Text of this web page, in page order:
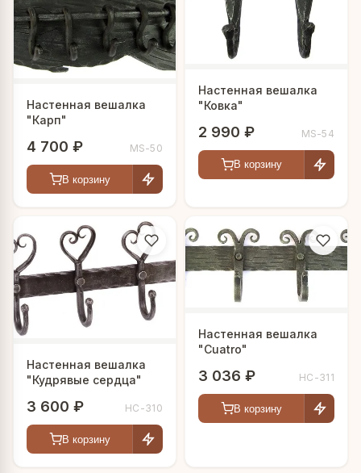
Настенная вешалка
"Карп"
4 700 ₽ MS-50
В корзину
Настенная вешалка
"Ковка"
2 990 ₽ MS-54
В корзину
Настенная вешалка
"Кудрявые сердца"
3 600 ₽ HC-310
В корзину
Настенная вешалка
"Cuatro"
3 036 ₽ HC-311
В корзину